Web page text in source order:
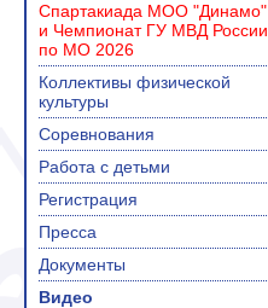
Спартакиада МОО "Динамо"
и Чемпионат ГУ МВД России
по МО 2026
Коллективы физической
культуры
Соревнования
Работа с детьми
Регистрация
Пресса
Документы
Видео